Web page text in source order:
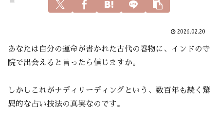
2026.02.20
あなたは自分の運命が書かれた古代の巻物に、インドの寺
院で出会えると言ったら信じますか。
しかしこれがナディリーディングという、数百年も続く驚
異的な占い技法の真実なのです。